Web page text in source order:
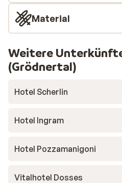
Material
Weitere
(Grödnertal)
Hotel Scherlin
Hotel Ingram
Hotel Pozzamanigoni
Vitalhotel Dosses